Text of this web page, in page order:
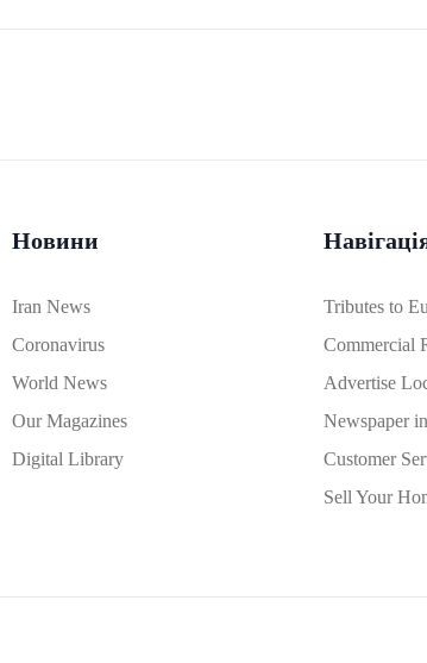
Новини
Iran News
Coronavirus
World News
Our Magazines
Digital Library
Tributes to
Commercial
Advertise
Newspaper
Customer
Sell Your